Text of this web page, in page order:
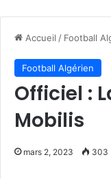
Accueil / Football
Football Algérien
Officiel :
Mobilis
mars 2, 2023 303